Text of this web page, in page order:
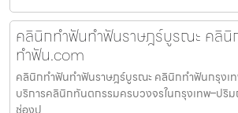
คลินิกทำฟันทำฟันราษฎร์บูรณะ คลินิ
ทำฟัน.com
คลินิกทำฟันทำฟันราษฎร์บูรณะ คลินิกทำฟันกรุง
บริการคลินิกทันตกรรมครบวงจรในกรุงเทพ–ปริ